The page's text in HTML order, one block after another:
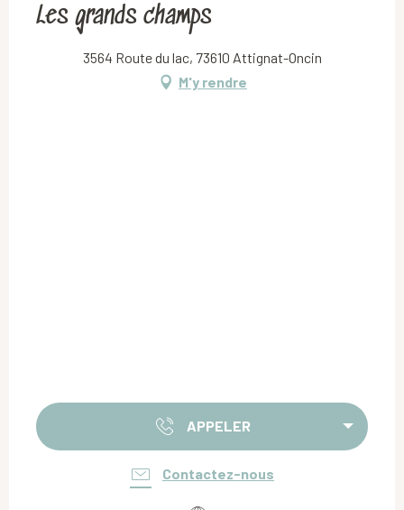
Les grands champs
3564 Route du lac, 73610 Attignat-Oncin
M'y rendre
APPELER
Contactez-nous